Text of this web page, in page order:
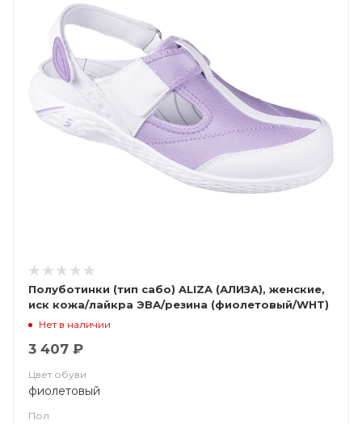
Полуботинки (тип сабо) ALIZA (АЛИЗА), женские,
иск кожа/лайкра ЭВА/резина (фиолетовый/WHT)
КРО 4356
Нет в наличии
3 407 ₽
Цвет обуви
фиолетовый
Пол